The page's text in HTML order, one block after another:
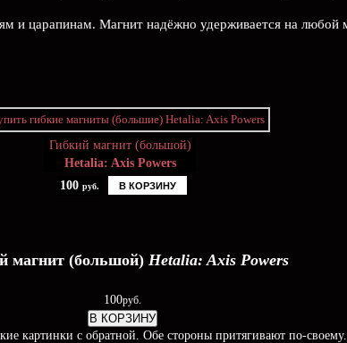
и царапинам. Магнит надёжно удерживается на любой
Гибкий магнит (большой)
Hetalia: Axis Powers
100 руб. В КОРЗИНУ
магнит (большой) Hetalia: Axis Powers
100руб.
В КОРЗИНУ
картинки с обратной. Обе стороны притягивают по-своему.